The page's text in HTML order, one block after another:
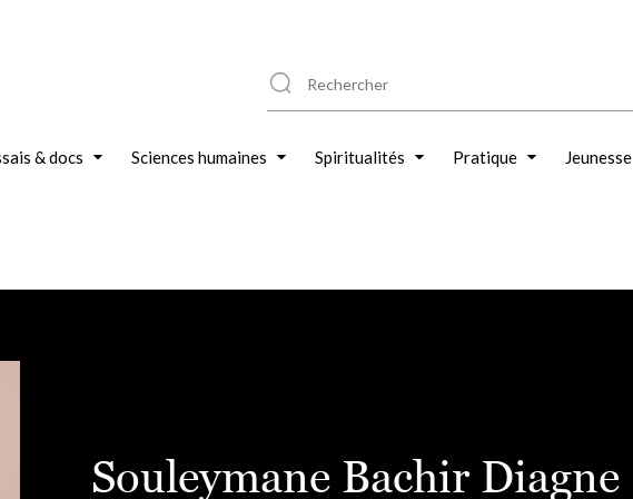
& docs Sciences humaines Spiritualités Pratique Jeunesse
Souleymane Bachir Diagne